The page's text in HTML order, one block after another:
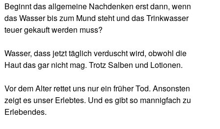
Beginnt das allgemeine Nachdenken erst dann, wenn
das Wasser bis zum Mund steht und das Trinkwasser
teuer gekauft werden muss?
Wasser, dass jetzt täglich verduscht wird, obwohl die
Haut das gar nicht mag. Trotz Salben und Lotionen.
Vor dem Alter rettet uns nur ein früher Tod. Ansonsten
zeigt es unser Erlebtes. Und es gibt so mannigfach zu
Erlebendes.